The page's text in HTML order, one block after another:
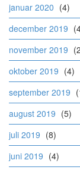
januar 2020 (4)
december 2019
november 2019
oktober 2019 (4)
september 2019
august 2019 (5)
juli 2019 (8)
juni 2019 (4)